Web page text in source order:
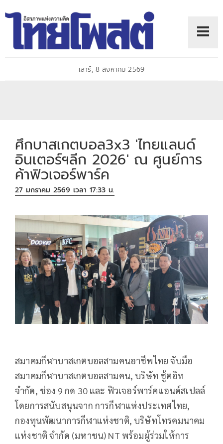
เสาร์, 8 สิงหาคม 2569
ศึกบาสเกตบอล3x3 'ไทยแลนด์
อินเตอร์ฯลีก 2026' ณ ศูนย์การ
ค้าฟิวเจอร์พาร์ค
27 มกราคม 2569 เวลา 17:33 น.
สมาคมกีฬาบาสเกตบอลสามคนอาชีพไทย จับมือ
สมาคมกีฬาบาสเกตบอลสามคน, บริษัท ชู้ตอิท
จำกัด, ช่อง 9 กด 30 และ ฟิวเจอร์พาร์คแอนด์สเปลล์
โดยการสนับสนุนจาก การกีฬาแห่งประเทศไทย,
กองทุนพัฒนาการกีฬาแห่งชาติ, บริษัทโทรคมนาคม
แห่งชาติ จำกัด (มหาชน) NT พร้อมผู้ร่วมให้การ